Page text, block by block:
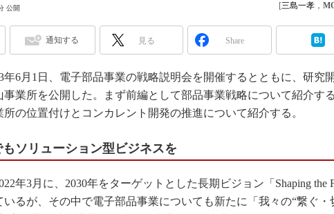
AUTOMOTIVE WORLD
産業オープンネット展
3Dプリンタ
デジタルツインとCAE
S＆OP
インダストリー4.0
イノベーション
メイドインジャパン
植物工場
知財マネジメント
公開 [三島一孝 ，
通知する 見る Share
6月1日、電子部品事業の戦略説明会を開催するとともに、研究
事業所を公開した。まず前編として部品事業戦略について紹介する
の位置付けとコンカレント開発の推進について紹介する。
ソリューション型ビジネスを
年3月に、2030年をターゲットとした長期ビジョン「Shaping the
いるが、その中で電子部品事業についても新たに「我々の“繋ぐ・